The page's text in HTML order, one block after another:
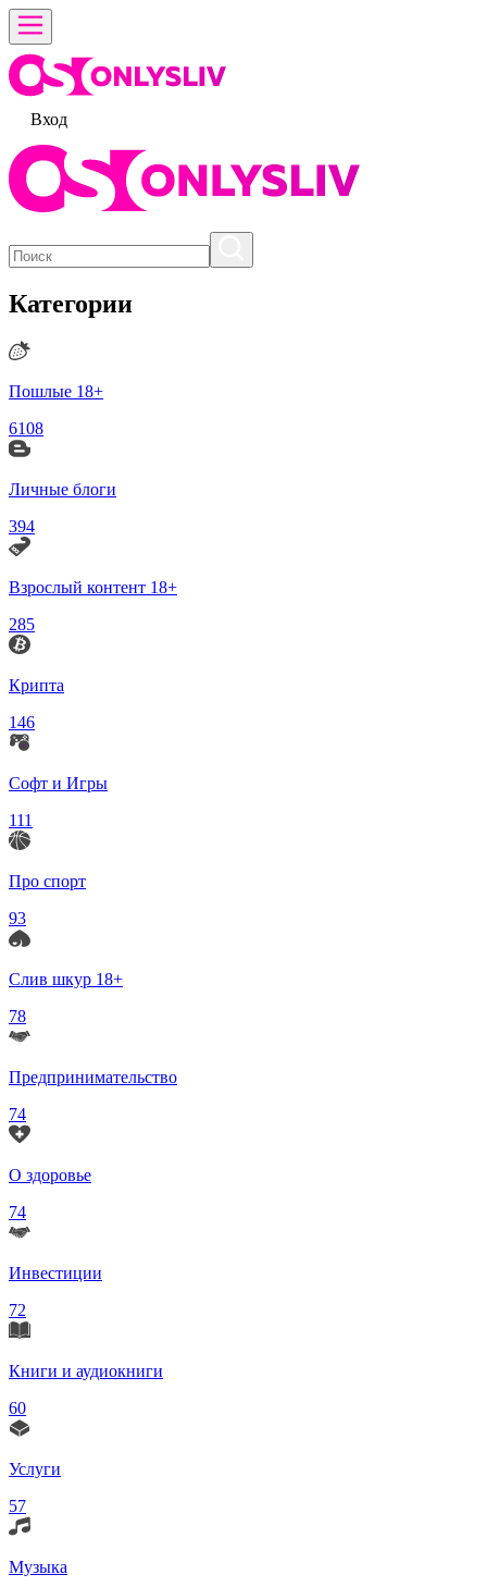
Вход
Категории
Пошлые 18+
6108
Личные блоги
394
Взрослый контент 18+
285
Крипта
146
Софт и Игры
111
Про спорт
93
Слив шкур 18+
78
Предпринимательство
74
О здоровье
74
Инвестиции
72
Книги и аудиокниги
60
Услуги
57
Музыка